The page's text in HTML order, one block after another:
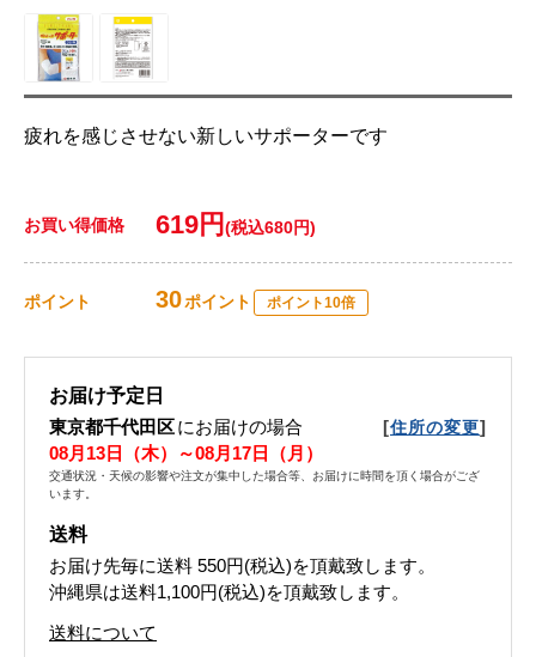
疲れを感じさせない新しいサポーターです
お買い得価格 619円 (税込680円)
ポイント 30ポイント ポイント10倍
お届け予定日
東京都千代田区にお届けの場合 [住所の変更]
08月13日（木）～08月17日（月）
交通状況・天候の影響や注文が集中した場合等、お届けに時間を頂く場合がござ
います。
送料
お届け先毎に送料 550円(税込)を頂戴致します。
沖縄県は送料1,100円(税込)を頂戴致します。
送料について